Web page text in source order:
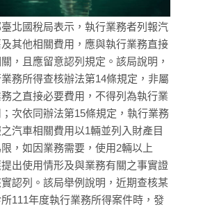
北國稅局表示，執行業務者列報汽
其他相關費用，應與執行業務直接
，且應留意認列規定。該局說明，
務所得查核辦法第14條規定，非屬
之直接必要費用，不得列為執行業
次依同辦法第15條規定，執行業務
汽車相關費用以1輛並列入財產目
，如因業務需要，使用2輛以上
出使用情形及與業務有關之事實證
認列。該局舉例說明，近期查核某
所111年度執行業務所得案件時，發